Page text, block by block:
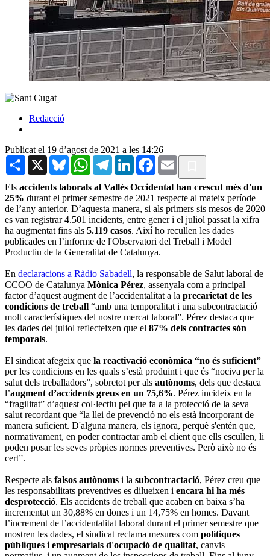
Redacció
Publicat el 19 d’agost de 2021 a les 14:26
Share X BlueskyWhatsAppTelegramLinkedInFacebook
Email
Els accidents laborals al Vallès Occidental han crescut més d'un
25% durant el primer semestre de 2021 respecte al mateix període
de l’any anterior. D’aquesta manera, si als primers sis mesos de 2020
es van registrar 4.501 incidents, entre gener i el juliol passat la xifra
ha augmentat fins als 5.119 casos. Així ho recullen les dades
publicades en l’informe de l'Observatori del Treball i Model
Productiu de la Generalitat de Catalunya.
En declaracions a Ràdio Sabadell, la responsable de Salut laboral de
CCOO de Catalunya Mònica Pérez, assenyala com a principal
factor d’aquest augment de l’accidentalitat a la precarietat de les
condicions de treball “amb una temporalitat i una subcontractació
molt característiques del nostre mercat laboral”. Pérez destaca que
les dades del juliol reflecteixen que el 87% dels contractes són
temporals.
El sindicat afegeix que la reactivació econòmica “no és suficient”
per les condicions en les quals s’està produint i que és “nociva per la
salut dels treballadors”, sobretot per als autònoms, dels que destaca
l’augment d’accidents greus en un 75,6%. Pérez incideix en la
“fragilitat” d’aquest col·lectiu pel que fa a la protecció de la seva
salut recordant que “la llei de prevenció no els està incorporant de
manera suficient. D'alguna manera, els ignora, perquè s'entén que,
normativament, en poder contractar amb el client que ells escullen, li
poden posar les seves pròpies normes preventives. Però això no és
cert”.
Respecte als falsos autònoms i la subcontractació, Pérez creu que
les responsabilitats preventives es dilueixen i encara hi ha més
desprotecció. Els accidents de treball que acaben en baixa s’ha
incrementat un 30,88% en dones i un 14,75% en homes. Davant
l’increment de l’accidentalitat laboral durant el primer semestre que
mostren les dades, el sindicat reclama mesures com polítiques
públiques i empresarials d'ocupació de qualitat, canvis